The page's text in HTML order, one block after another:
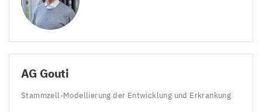
AG Gouti
Stammzell-Modellierung der Entwicklung und Erkrankung